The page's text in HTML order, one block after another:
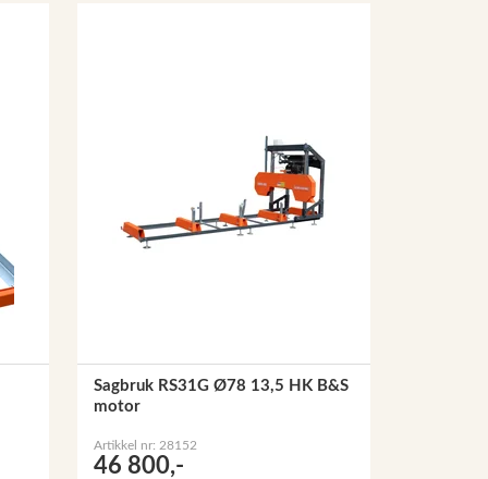
Sagbruk RS31G Ø78 13,5 HK B&S
motor
Artikkel nr: 28152
46 800,-